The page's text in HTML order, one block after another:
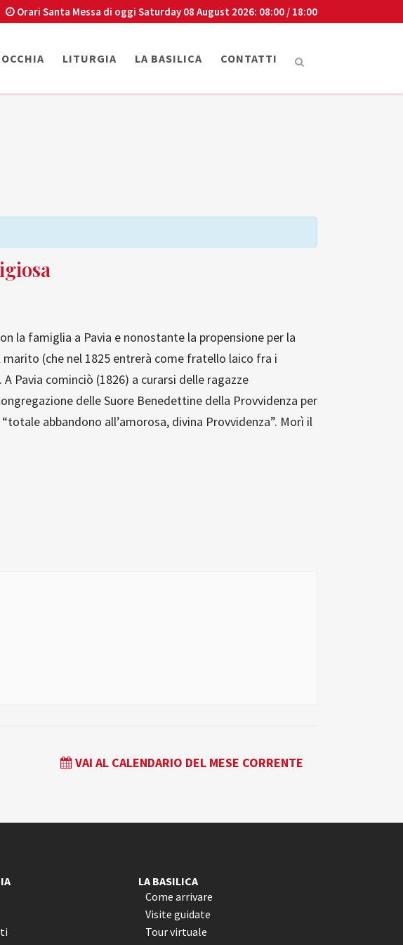
Orari Santa Messa di oggi Saturday 08 August 2026: 08:00 / 18:00
LITURGIA LA BASILICA CONTATTI
la famiglia a Pavia e nonostante la propensione per la
(che nel 1825 entrerà come fratello laico fra i
Pavia cominciò (1826) a curarsi delle ragazze
delle Suore Benedettine della Provvidenza per
abbandono all’amorosa, divina Provvidenza”. Morì il
VAI AL CALENDARIO DEL MESE CORRENTE
LA BASILICA
Come arrivare
Visite guidate
Tour virtuale